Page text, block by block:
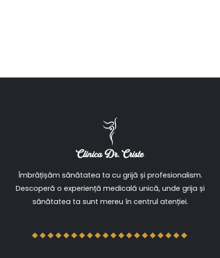
Îmbrățișăm sănătatea ta cu grijă și profesionalism.
Descoperă o experiență medicală unică, unde grija și
sănătatea ta sunt mereu în centrul atenției.